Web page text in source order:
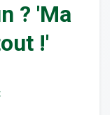
? 'Ma
!'